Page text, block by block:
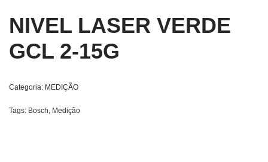
NIVEL LASER VERDE
GCL 2-15G
Categoria: MEDIÇÃO
Tags: Bosch Medição